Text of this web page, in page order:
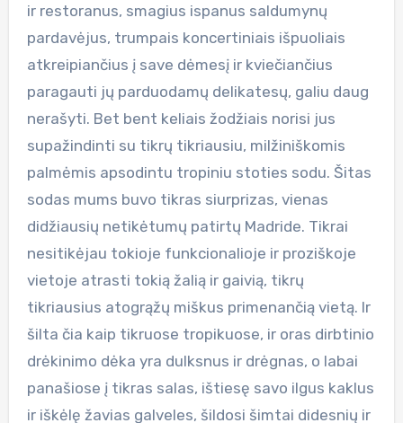
ir restoranus, smagius ispanus saldumynų
pardavėjus, trumpais koncertiniais išpuoliais
atkreipiančius į save dėmesį ir kviečiančius
paragauti jų parduodamų delikatesų, galiu daug
nerašyti. Bet bent keliais žodžiais norisi jus
supažindinti su tikrų tikriausiu, milžiniškomis
palmėmis apsodintu tropiniu stoties sodu. Šitas
sodas mums buvo tikras siurprizas, vienas
didžiausių netikėtumų patirtų Madride. Tikrai
nesitikėjau tokioje funkcionalioje ir proziškoje
vietoje atrasti tokią žalią ir gaivią, tikrų
tikriausius atogrąžų miškus primenančią vietą. Ir
šilta čia kaip tikruose tropikuose, ir oras dirbtinio
drėkinimo dėka yra dulksnus ir drėgnas, o labai
panašiose į tikras salas, ištiesę savo ilgus kaklus
ir iškėlę žavias galveles, šildosi šimtai didesnių ir